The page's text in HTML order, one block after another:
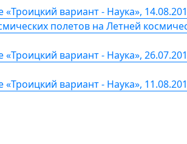
«Троицкий вариант - Наука»,
полетов на Летней
«Троицкий вариант - Наука»,
«Троицкий вариант - Наука»,